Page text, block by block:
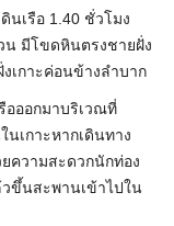
นเรือ 1.40 ชั่วโมง
น มีโขดหินตรงชายฝั่ง
เกาะค่อนข้างลำบาก
อออกมาบริเวณที่
นเกาะหากเดินทาง
ความสะดวกนักท่อง
วขึ้นสะพานเข้าไปใน